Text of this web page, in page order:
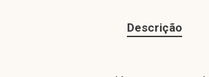
Descrição